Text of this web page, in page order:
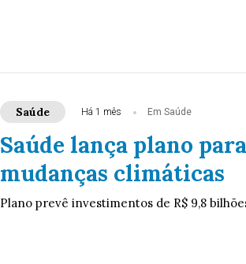
Saúde Há 1 mês Em Saúde
Saúde lança plano
mudanças climáticas
Plano prevê investimentos de R$ 9,8